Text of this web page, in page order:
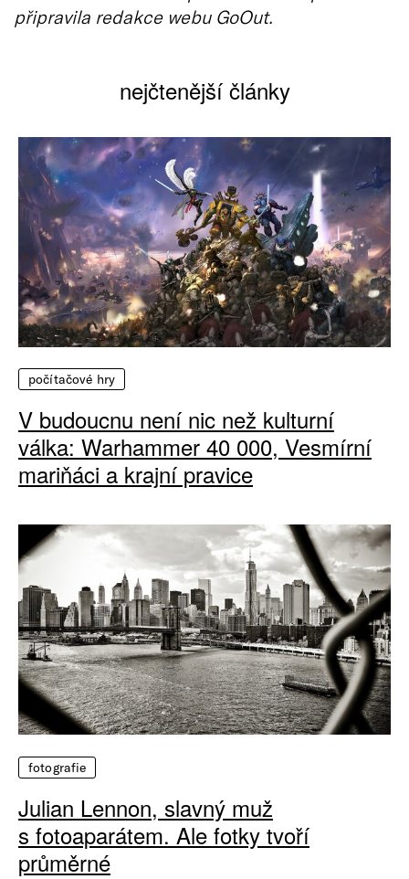
připravila redakce webu GoOut.
nejčtenější články
počítačové hry
V budoucnu není nic než kulturní
válka: Warhammer 40 000, Vesmírní
mariňáci a krajní pravice
fotografie
Julian Lennon, slavný muž
s fotoaparátem. Ale fotky tvoří
průměrné